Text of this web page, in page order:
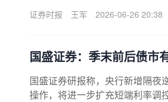
证券时报
王军 2026-06-26 20:38
国盛证券：季末前后债市
国盛证券研报称，央行新增隔夜
操作，将进一步扩充短端利率调